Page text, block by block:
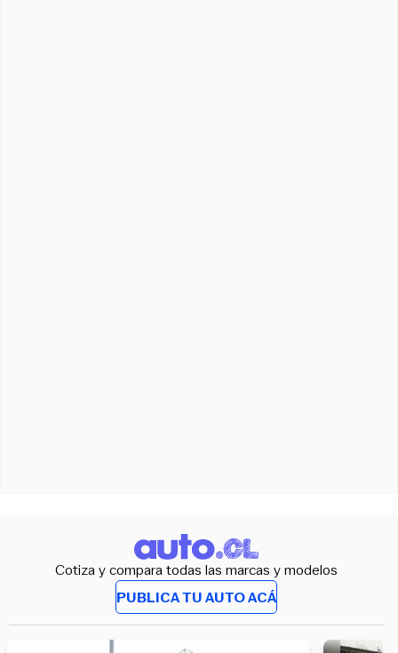
Cotiza y compara todas las marcas y modelos
PUBLICA TU AUTO ACÁ